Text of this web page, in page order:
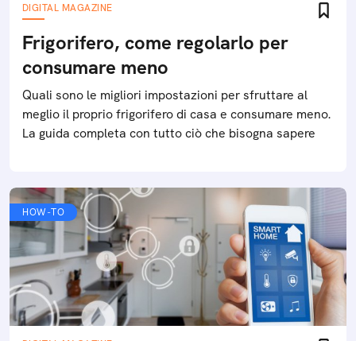
DIGITAL MAGAZINE
Frigorifero, come regolarlo per
consumare meno
Quali sono le migliori impostazioni per sfruttare al
meglio il proprio frigorifero di casa e consumare meno.
La guida completa con tutto ciò che bisogna sapere
HOW-TO